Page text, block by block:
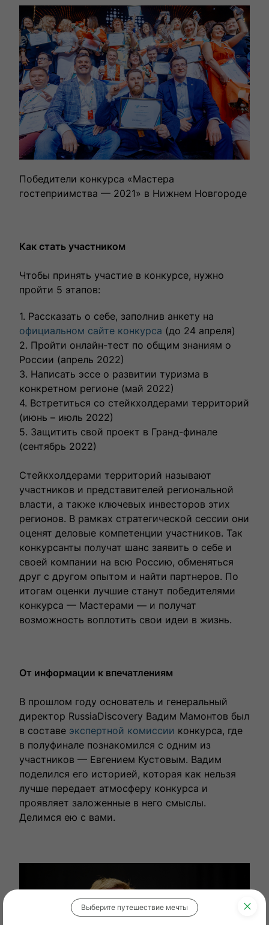
Победители конкурса «Мастера
гостеприимства — 2021» в Нижнем Новгороде
Как стать участником
Чтобы принять участие в конкурсе, нужно
пройти 5 этапов:
1. Рассказать о себе, заполнив анкету на
официальном сайте конкурса (до 24 апреля)
2. Пройти онлайн-тест по общим знаниям о
России (апрель 2022)
3. Написать эссе о развитии туризма в
конкретном регионе (май 2022)
4. Встретиться со стейкхолдерами территорий
(июнь – июль 2022)
5. Защитить свой проект в Гранд-финале
(сентябрь 2022)
Стейкхолдерами территорий называют
участников и представителей региональной
власти, а также ключевых инвесторов этих
регионов. В рамках стратегической сессии они
оценят деловые компетенции участников. Так
конкурсанты получат шанс заявить о себе и
своей компании на всю Россию, обменяться
друг с другом опытом и найти партнеров. По
итогам оценки лучшие станут победителями
конкурса — Мастерами — и получат
возможность воплотить свои идеи в жизнь.
От информации к впечатлениям
В прошлом году основатель и генеральный
директор RussiaDiscovery Вадим Мамонтов был
в составе экспертной комиссии конкурса, где
в полуфинале познакомился с одним из
участников — Евгением Кустовым. Вадим
поделился его историей, которая как нельзя
лучше передает атмосферу конкурса и
проявляет заложенные в него смыслы.
Делимся ею с вами.
Выберите путешествие мечты